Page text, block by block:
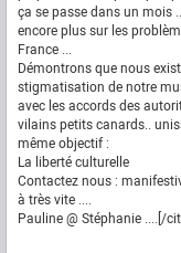
ça se passe dans un mois
encore plus sur les
France ...
Démontrons que nous
stigmatisation de notre
avec les accords des
vilains petits canards..
même objectif :
La liberté culturelle
Contactez nous :
à très vite ....
Pauline @ Stéphanie ....[/